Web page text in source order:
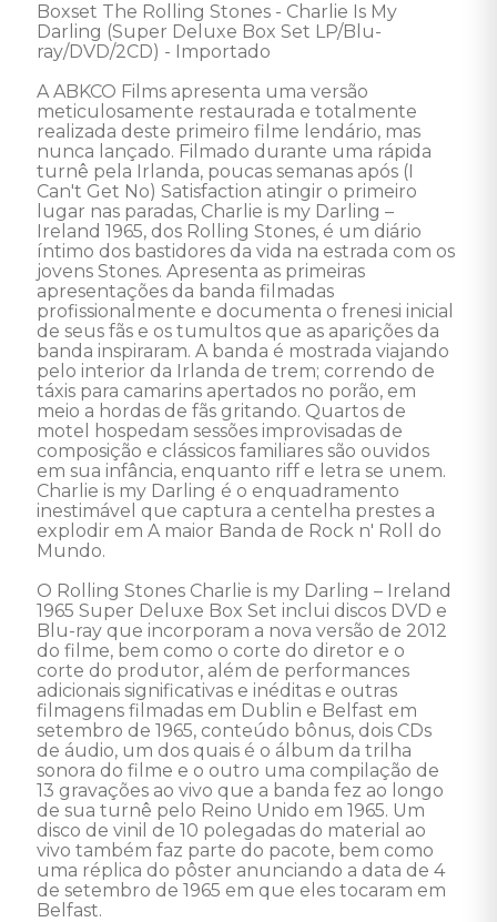
Boxset The Rolling Stones - Charlie Is My
Darling (Super Deluxe Box Set LP/Blu-
ray/DVD/2CD) - Importado
A ABKCO Films apresenta uma versão
meticulosamente restaurada e totalmente
realizada deste primeiro filme lendário, mas
nunca lançado. Filmado durante uma rápida
turnê pela Irlanda, poucas semanas após (I
Can't Get No) Satisfaction atingir o primeiro
lugar nas paradas, Charlie is my Darling –
Ireland 1965, dos Rolling Stones, é um diário
íntimo dos bastidores da vida na estrada com os
jovens Stones. Apresenta as primeiras
apresentações da banda filmadas
profissionalmente e documenta o frenesi inicial
de seus fãs e os tumultos que as aparições da
banda inspiraram. A banda é mostrada viajando
pelo interior da Irlanda de trem; correndo de
táxis para camarins apertados no porão, em
meio a hordas de fãs gritando. Quartos de
motel hospedam sessões improvisadas de
composição e clássicos familiares são ouvidos
em sua infância, enquanto riff e letra se unem.
Charlie is my Darling é o enquadramento
inestimável que captura a centelha prestes a
explodir em A maior Banda de Rock n' Roll do
Mundo.
O Rolling Stones Charlie is my Darling – Ireland
1965 Super Deluxe Box Set inclui discos DVD e
Blu-ray que incorporam a nova versão de 2012
do filme, bem como o corte do diretor e o
corte do produtor, além de performances
adicionais significativas e inéditas e outras
filmagens filmadas em Dublin e Belfast em
setembro de 1965, conteúdo bônus, dois CDs
de áudio, um dos quais é o álbum da trilha
sonora do filme e o outro uma compilação de
13 gravações ao vivo que a banda fez ao longo
de sua turnê pelo Reino Unido em 1965. Um
disco de vinil de 10 polegadas do material ao
vivo também faz parte do pacote, bem como
uma réplica do pôster anunciando a data de 4
de setembro de 1965 em que eles tocaram em
Belfast.